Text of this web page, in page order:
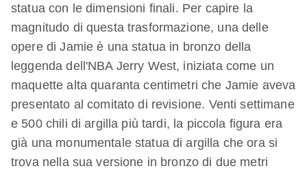
statua con le dimensioni finali. Per capire la
magnitudo di questa trasformazione, una delle
opere di Jamie è una statua in bronzo della
leggenda dell'NBA Jerry West, iniziata come un
maquette alta quaranta centimetri che Jamie aveva
presentato al comitato di revisione. Venti settimane
e 500 chili di argilla più tardi, la piccola figura era
già una monumentale statua di argilla che ora si
trova nella sua versione in bronzo di due metri